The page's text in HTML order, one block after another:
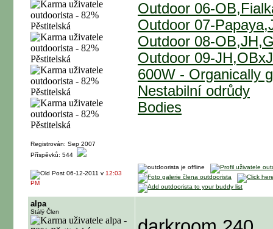
Registrován: Sep 2007
Příspěvků: 544
Outdoor 06-
Outdoor 07-
Outdoor 08-
Outdoor 09-
600W - Organically
Nestabilní odrůdy
Bodies
06-12-2011 v 12:03
PM
alpa
Stálý Člen